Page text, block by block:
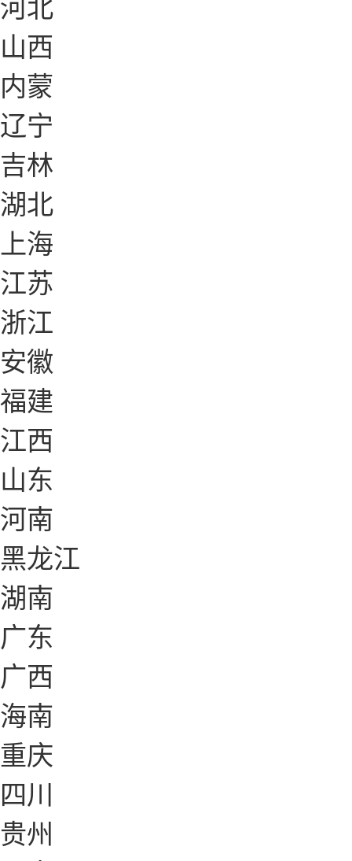
山西
内蒙
辽宁
吉林
湖北
上海
江苏
浙江
安徽
福建
江西
山东
河南
黑龙江
湖南
广东
广西
海南
重庆
四川
贵州